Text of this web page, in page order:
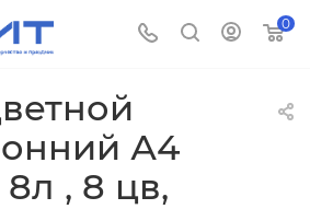
0
А4
, 8 цв,